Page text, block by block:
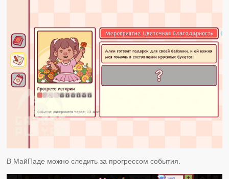
В МайПаде можно следить за прогрессом события.